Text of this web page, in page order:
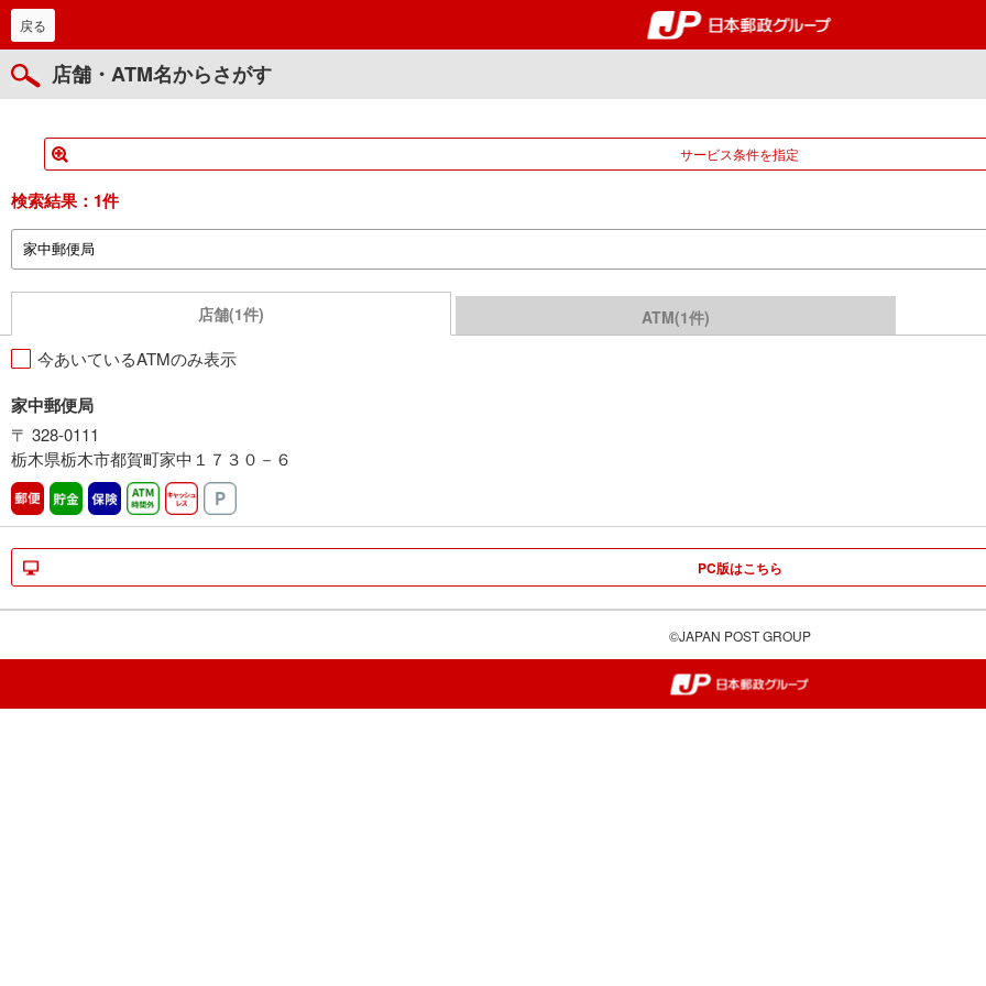
郵便局・日本郵政グループ
戻る
店舗・ATM名からさがす
サービス条件を指定
検索結果： 1件
店舗(1件) ATM(1件)
今あいているATMのみ表示
家中郵便局
〒 328-0111
栃木県栃木市都賀町家中１７３０－６
郵便 貯金 保険 ATM時間外キャッシュレス
PC版はこちら
©JAPAN POST GROUP